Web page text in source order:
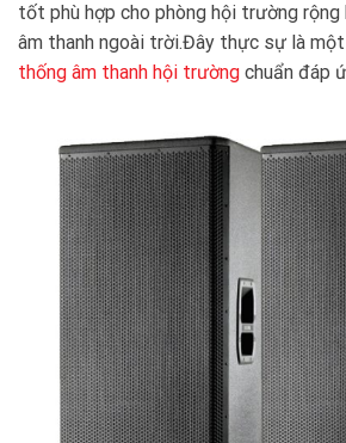
tốt phù hợp cho phòng hội trường
âm thanh ngoài trời.Đây thực sự là
thống âm thanh hội trường chuẩn đáp